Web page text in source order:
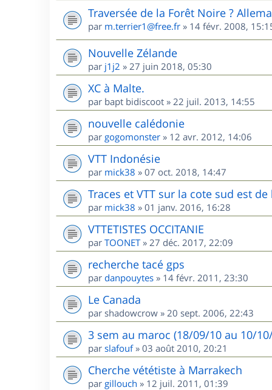
Traversée de la Forêt Noire ?
par m.terrier1@free.fr » 14 févr. 2008,
Nouvelle Zélande
par j1j2 » 27 juin 2018, 05:30
XC à Malte.
par bapt bidiscoot » 22 juil. 2013, 14:55
nouvelle calédonie
par gogomonster » 12 avr. 2012, 14:06
VTT Indonésie
par mick38 » 07 oct. 2018, 14:47
Traces et VTT sur la cote sud est de
par mick38 » 01 janv. 2016, 16:28
VTTETISTES OCCITANIE
par TOONET» 27 déc. 2017, 22:09
recherche tacé gps
par danpouytes » 14 févr. 2011, 23:30
Le Canada
par shadowcrow » 20 sept. 2006, 22:43
3 sem au maroc (18/09/10 au 10/
par slafouf» 03 août 2010, 20:21
Cherche vététiste à Marrakech
par gillouch » 12 juil. 2011, 01:39